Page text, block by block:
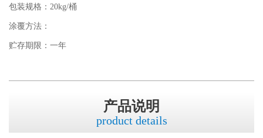
包装规格：20kg/桶
涂覆方法：
贮存期限：一年
产品说明
product details